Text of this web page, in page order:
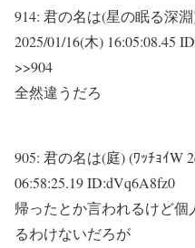
914: 君の名は(星の眠る深淵
2025/01/16(木) 16:05:08.45
>>904
全然違うだろ
905: 君の名は(庭) (ﾜｯﾁｮｲW
06:58:25.19 ID:dVq6A8fz0
帰ったとか言われるけど
るわけないだろが